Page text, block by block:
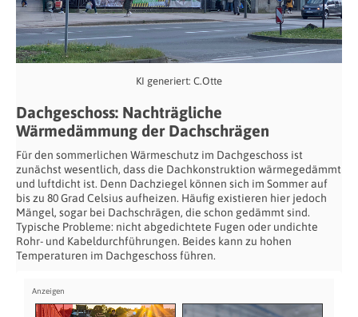
KI generiert: C.Otte
Dachgeschoss: Nachträgliche
Wärmedämmung der Dachschrägen
Für den sommerlichen Wärmeschutz im Dachgeschoss ist
zunächst wesentlich, dass die Dachkonstruktion wärmegedämmt
und luftdicht ist. Denn Dachziegel können sich im Sommer auf
bis zu 80 Grad Celsius aufheizen. Häufig existieren hier jedoch
Mängel, sogar bei Dachschrägen, die schon gedämmt sind.
Typische Probleme: nicht abgedichtete Fugen oder undichte
Rohr- und Kabeldurchführungen. Beides kann zu hohen
Temperaturen im Dachgeschoss führen.